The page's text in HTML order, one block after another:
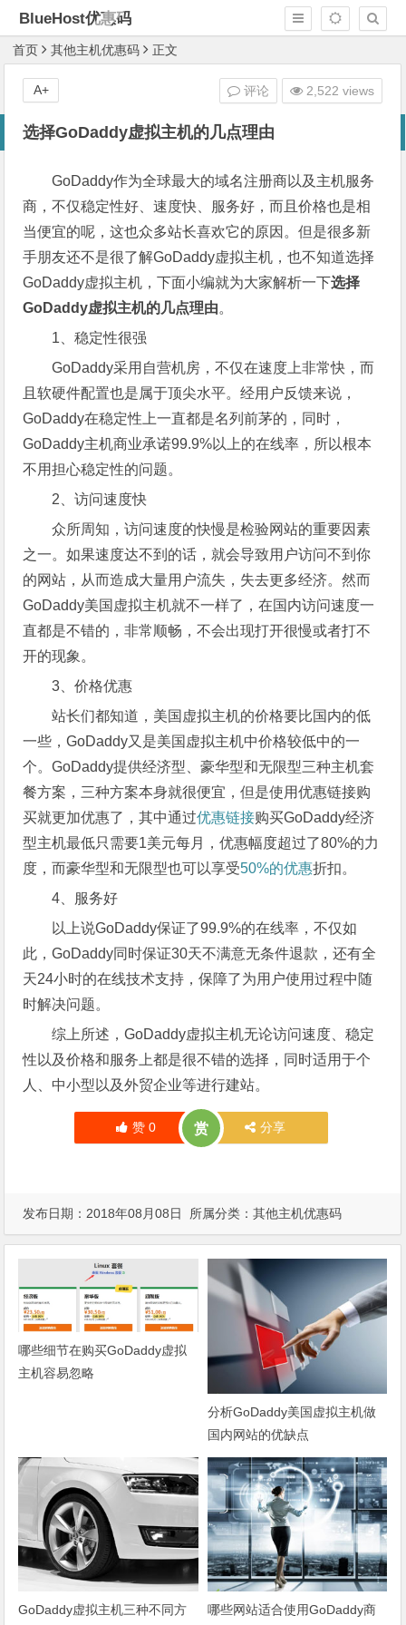
BlueHost优惠码
首页 其他主机优惠码 正文
选择GoDaddy虚拟主机的几点理由
GoDaddy作为全球最大的域名注册商以及主机服务
商，不仅稳定性好、速度快、服务好，而且价格也是相
当便宜的呢，这也众多站长喜欢它的原因。但是很多新
手朋友还不是很了解GoDaddy虚拟主机，也不知道选择
GoDaddy虚拟主机，下面小编就为大家解析一下选择
GoDaddy虚拟主机的几点理由。
1、稳定性很强
GoDaddy采用自营机房，不仅在速度上非常快，而
且软硬件配置也是属于顶尖水平。经用户反馈来说，
GoDaddy在稳定性上一直都是名列前茅的，同时，
GoDaddy主机商业承诺99.9%以上的在线率，所以根本
不用担心稳定性的问题。
2、访问速度快
众所周知，访问速度的快慢是检验网站的重要因素
之一。如果速度达不到的话，就会导致用户访问不到你
的网站，从而造成大量用户流失，失去更多经济。然而
GoDaddy美国虚拟主机就不一样了，在国内访问速度一
直都是不错的，非常顺畅，不会出现打开很慢或者打不
开的现象。
3、价格优惠
站长们都知道，美国虚拟主机的价格要比国内的低
一些，GoDaddy又是美国虚拟主机中价格较低中的一
个。GoDaddy提供经济型、豪华型和无限型三种主机套
餐方案，三种方案本身就很便宜，但是使用优惠链接购
买就更加优惠了，其中通过优惠链接购买GoDaddy经济
型主机最低只需要1美元每月，优惠幅度超过了80%的力
度，而豪华型和无限型也可以享受50%的优惠折扣。
4、服务好
以上说GoDaddy保证了99.9%的在线率，不仅如
此，GoDaddy同时保证30天不满意无条件退款，还有全
天24小时的在线技术支持，保障了为用户使用过程中随
时解决问题。
综上所述，GoDaddy虚拟主机无论访问速度、稳定
性以及价格和服务上都是很不错的选择，同时适用于个
人、中小型以及外贸企业等进行建站。
赞 0 赏 分享
评论 2,522 views
A+
发布日期：2018年08月08日 所属分类：其他主机优惠码
哪些细节在购买GoDaddy虚拟
主机容易忽略
分析GoDaddy美国虚拟主机做
国内网站的优缺点
GoDaddy虚拟主机三种不同方 哪些网站适合使用GoDaddy商